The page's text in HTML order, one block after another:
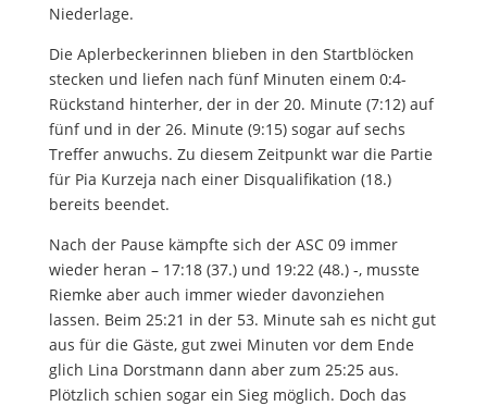
Niederlage.
Die Aplerbeckerinnen blieben in den Startblöcken
stecken und liefen nach fünf Minuten einem 0:4-
Rückstand hinterher, der in der 20. Minute (7:12) auf
fünf und in der 26. Minute (9:15) sogar auf sechs
Treffer anwuchs. Zu diesem Zeitpunkt war die Partie
für Pia Kurzeja nach einer Disqualifikation (18.)
bereits beendet.
Nach der Pause kämpfte sich der ASC 09 immer
wieder heran – 17:18 (37.) und 19:22 (48.) -, musste
Riemke aber auch immer wieder davonziehen
lassen. Beim 25:21 in der 53. Minute sah es nicht gut
aus für die Gäste, gut zwei Minuten vor dem Ende
glich Lina Dorstmann dann aber zum 25:25 aus.
Plötzlich schien sogar ein Sieg möglich. Doch das